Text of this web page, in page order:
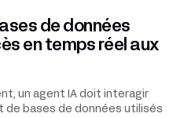
de données
en temps réel aux
un agent IA doit interagir
de bases de données utilisés